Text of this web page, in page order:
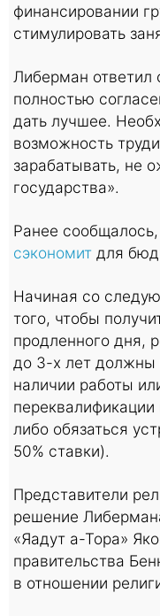
финансировании
стимулировать
Либерман ответил
полностью
дать лучшее.
возможность
зарабатывать, не
государства».
Ранее сообщалось,
сэкономит для
Начиная со
того, чтобы
продленного дня,
до 3-х лет должны
наличии работы
переквалификации
либо обязаться
50% ставки).
Представители
решение
«Яадут а-Тора»
правительства
в отношении